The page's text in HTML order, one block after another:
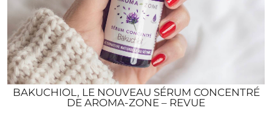
BAKUCHIOL, LE NOUVEAU SÉRUM CONCENTRÉ
DE AROMA-ZONE – REVUE